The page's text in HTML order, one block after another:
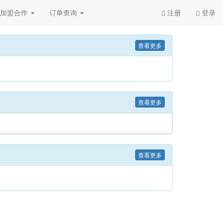
注册 登录
加盟合作 订单查询
查看更多
查看更多
查看更多